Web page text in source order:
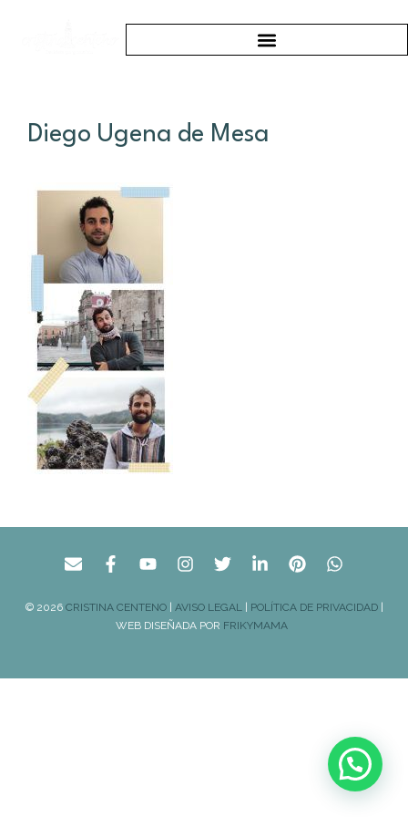
Diego Ugena de Mesa
© 2026 CRISTINA CENTENO| AVISO LEGAL| POLÍTICA DE PRIVACIDAD|
WEB DISEÑADA POR FRIKYMAMA